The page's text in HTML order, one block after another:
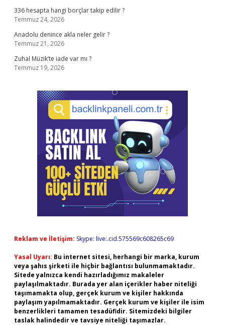
336 hesapta hangi borçlar takip edilir ?
Temmuz 24, 2026
Anadolu denince akla neler gelir ?
Temmuz 21, 2026
Zuhal Müzik’te iade var mı ?
Temmuz 19, 2026
Reklam ve İletişim: Skype: live:.cid.575569c608265c69
Yasal Uyarı: Bu internet sitesi, herhangi bir marka, kurum
veya şahıs şirketi ile hiçbir bağlantısı bulunmamaktadır.
Sitede yalnızca kendi hazırladığımız makaleler
paylaşılmaktadır. Burada yer alan içerikler haber niteliği
taşımamakta olup, gerçek kurum ve kişiler hakkında
paylaşım yapılmamaktadır. Gerçek kurum ve kişiler ile isim
benzerlikleri tamamen tesadüfidir. Sitemizdeki bilgiler
taslak halindedir ve tavsiye niteliği taşımazlar.